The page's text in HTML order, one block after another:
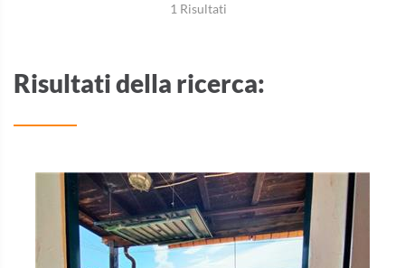
1 Risultati
Risultati della ricerca: